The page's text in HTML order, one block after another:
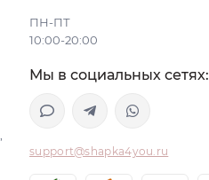
ПН-ПТ
10:00-20:00
Мы в социальных сетях:
support@shapka4you.ru